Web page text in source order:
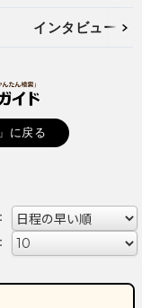
インタビュー
に戻る